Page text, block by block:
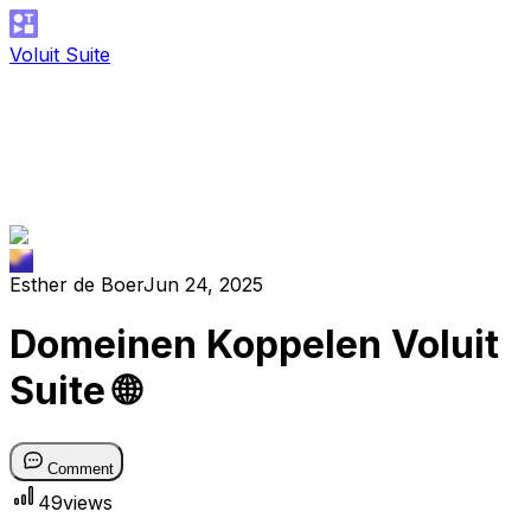
Voluit Suite
Esther de BoerJun 24, 2025
Domeinen Koppelen Voluit
Suite 🌐
Comment
49views